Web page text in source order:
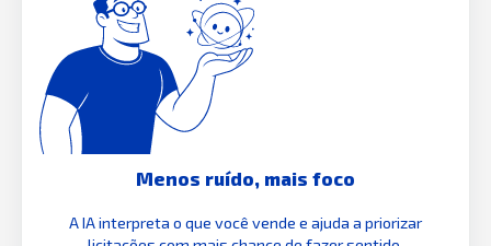
Menos ruído, mais foco
A IA interpreta o que você vende e ajuda a priorizar